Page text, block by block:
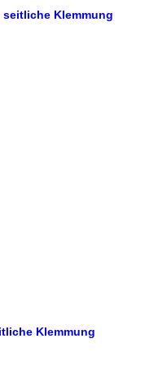
Klemmung
Klemmung